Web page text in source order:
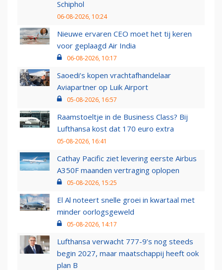
Schiphol
06-08-2026, 10:24
Nieuwe ervaren CEO moet het tij keren
voor geplaagd Air India
06-08-2026, 10:17
Saoedi’s kopen vrachtafhandelaar
Aviapartner op Luik Airport
05-08-2026, 16:57
Raamstoeltje in de Business Class? Bij
Lufthansa kost dat 170 euro extra
05-08-2026, 16:41
Cathay Pacific ziet levering eerste Airbus
A350F maanden vertraging oplopen
05-08-2026, 15:25
El Al noteert snelle groei in kwartaal met
minder oorlogsgeweld
05-08-2026, 14:17
Lufthansa verwacht 777-9’s nog steeds
begin 2027, maar maatschappij heeft ook
plan B